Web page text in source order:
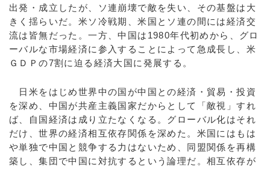
出発・成立したが、ソ連崩壊で敵を失い、その基盤は大
きく揺らいだ。米ソ冷戦期、米国とソ連の間には経済交
流は皆無だった。一方、中国は1980年代初めから、グロ
ーバルな市場経済に参入することによって急成長し、米
ＧＤＰの7割に迫る経済大国に発展する。
日米をはじめ世界中の国が中国との経済・貿易・投資
を深め、中国が共産主義国家だからとして「敵視」すれ
ば、自国経済は成り立たなくなる。グローバル化はそれ
だけ、世界の経済相互依存関係を深めた。米国にはもは
や単独で中国と競争する力はないため、同盟関係を再構
築し、集団で中国に対抗するという論理だ。相互依存が